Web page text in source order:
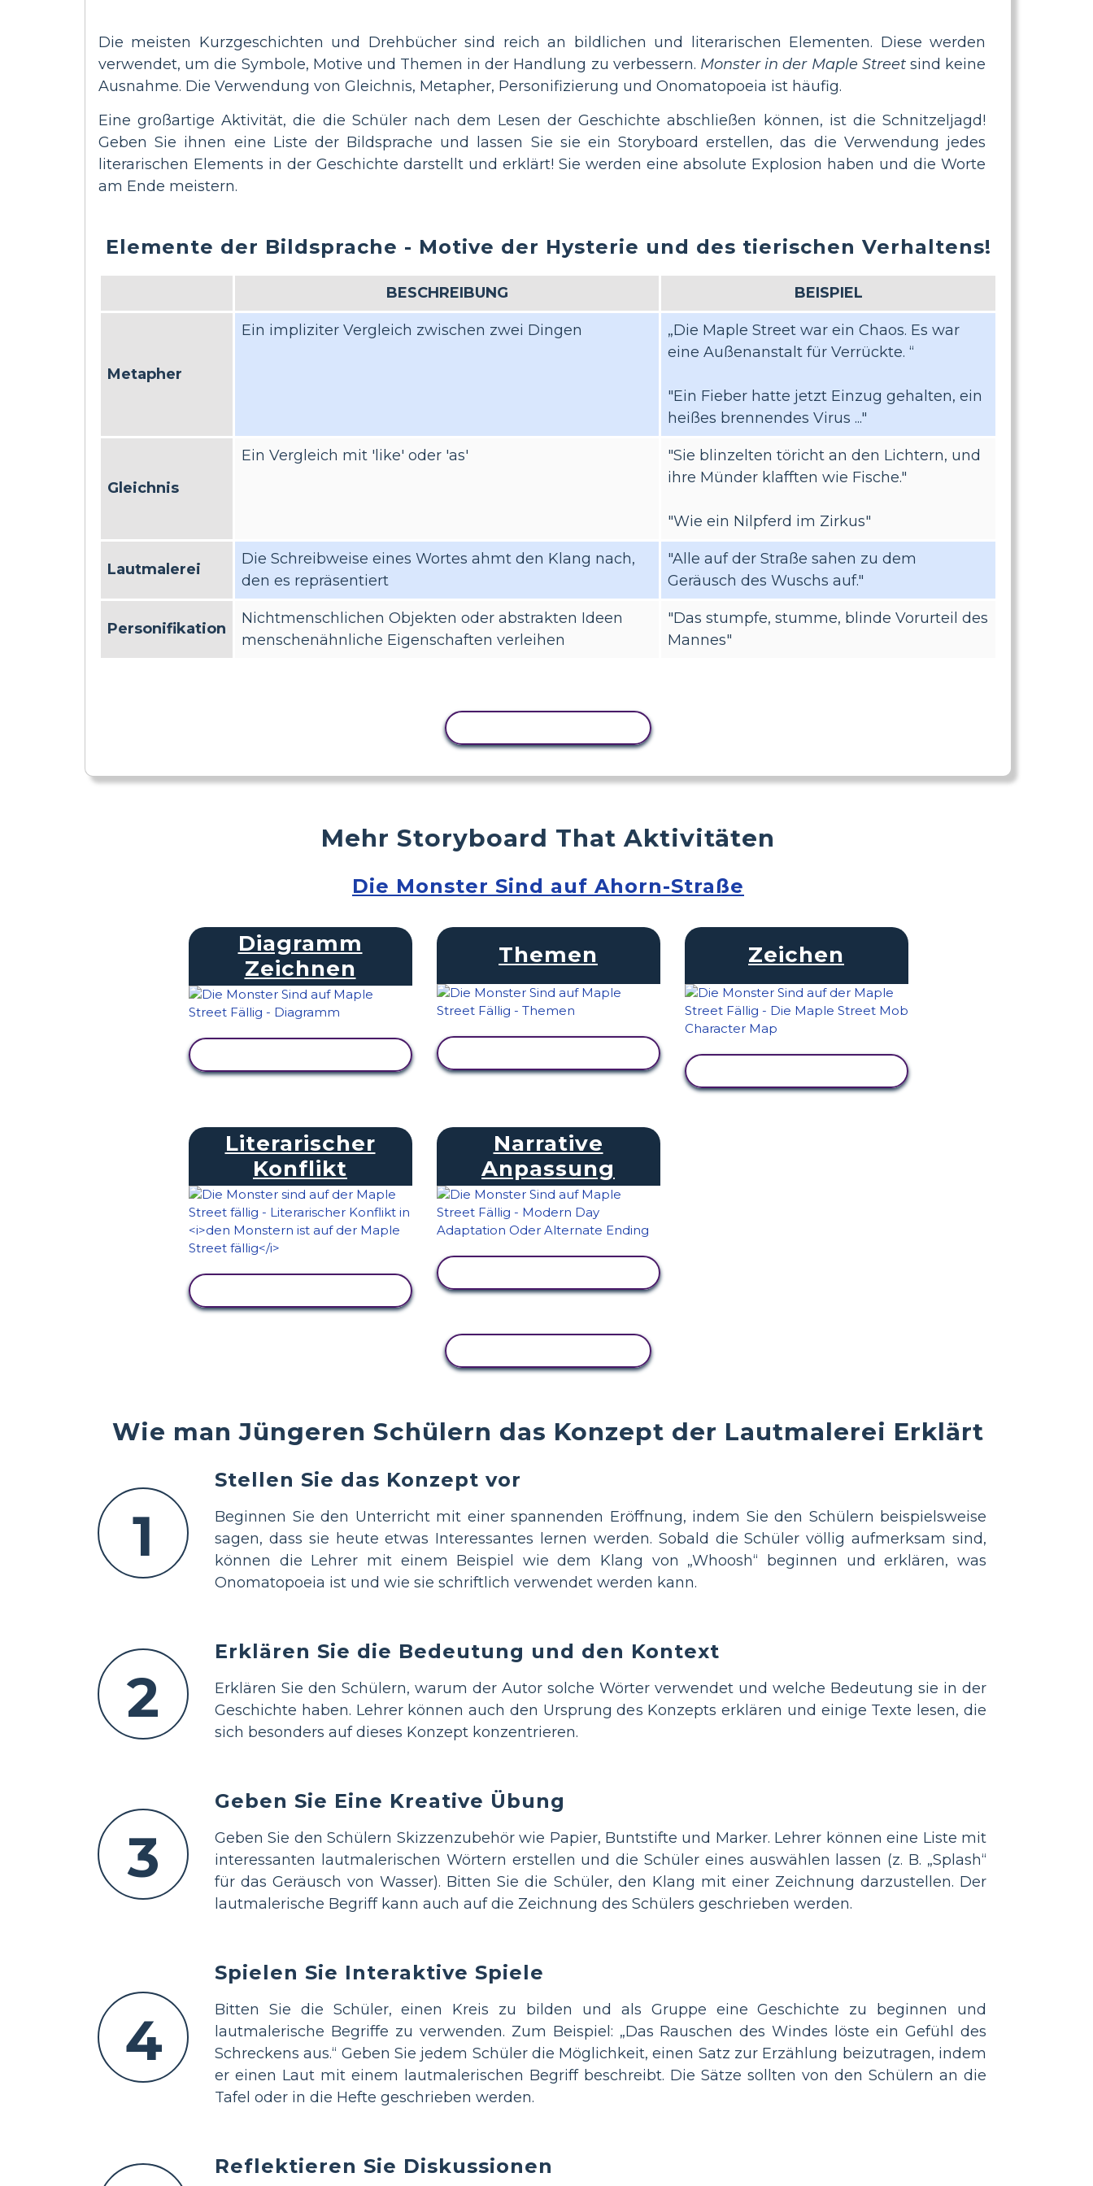
Die meisten Kurzgeschichten und Drehbücher sind reich an bildlichen und literarischen Elementen. Diese werden
verwendet, um die Symbole, Motive und Themen in der Handlung zu verbessern. Monster in der Maple Streetsind keine
Ausnahme. Die Verwendung von Gleichnis, Metapher, Personifizierung und Onomatopoeia ist häufig.
Eine großartige Aktivität, die die Schüler nach dem Lesen der Geschichte abschließen können, ist die Schnitzeljagd!
Geben Sie ihnen eine Liste der Bildsprache und lassen Sie sie ein Storyboard erstellen, das die Verwendung jedes
literarischen Elements in der Geschichte darstellt und erklärt! Sie werden eine absolute Explosion haben und die Worte
am Ende meistern.
Elemente der Bildsprache - Motive der Hysterie und des tierischen Verhaltens!
BESCHREIBUNG BEISPIEL
Metapher
Ein impliziter Vergleich zwischen zwei Dingen
„Die Maple Street war ein Chaos. Es war
eine Außenanstalt für Verrückte. “
"Ein Fieber hatte jetzt Einzug gehalten, ein
heißes brennendes Virus ..."
Gleichnis
Ein Vergleich mit 'like' oder 'as'
"Sie blinzelten töricht an den Lichtern, und
ihre Münder klafften wie Fische."
"Wie ein Nilpferd im Zirkus"
Lautmalerei
Die Schreibweise eines Wortes ahmt den Klang nach,
den es repräsentiert
"Alle auf der Straße sahen zu dem
Geräusch des Wuschs auf."
Personifikation
Nichtmenschlichen Objekten oder abstrakten Ideen
menschenähnliche Eigenschaften verleihen
"Das stumpfe, stumme, blinde Vorurteil des
Mannes"
Wie man Jüngeren Schülern das Konzept der Lautmalerei Erklärt
1
Stellen Sie das Konzept vor
Beginnen Sie den Unterricht mit einer spannenden Eröffnung, indem Sie den Schülern beispielsweise
sagen, dass sie heute etwas Interessantes lernen werden. Sobald die Schüler völlig aufmerksam sind,
können die Lehrer mit einem Beispiel wie dem Klang von „Whoosh“ beginnen und erklären, was
Onomatopoeia ist und wie sie schriftlich verwendet werden kann.
2
Erklären Sie die Bedeutung und den Kontext
Erklären Sie den Schülern, warum der Autor solche Wörter verwendet und welche Bedeutung sie in der
Geschichte haben. Lehrer können auch den Ursprung des Konzepts erklären und einige Texte lesen, die
sich besonders auf dieses Konzept konzentrieren.
3
Geben Sie Eine Kreative Übung
Geben Sie den Schülern Skizzenzubehör wie Papier, Buntstifte und Marker. Lehrer können eine Liste mit
interessanten lautmalerischen Wörtern erstellen und die Schüler eines auswählen lassen (z. B. „Splash“
für das Geräusch von Wasser). Bitten Sie die Schüler, den Klang mit einer Zeichnung darzustellen. Der
lautmalerische Begriff kann auch auf die Zeichnung des Schülers geschrieben werden.
4
Spielen Sie Interaktive Spiele
Bitten Sie die Schüler, einen Kreis zu bilden und als Gruppe eine Geschichte zu beginnen und
lautmalerische Begriffe zu verwenden. Zum Beispiel: „Das Rauschen des Windes löste ein Gefühl des
Schreckens aus.“ Geben Sie jedem Schüler die Möglichkeit, einen Satz zur Erzählung beizutragen, indem
er einen Laut mit einem lautmalerischen Begriff beschreibt. Die Sätze sollten von den Schülern an die
Tafel oder in die Hefte geschrieben werden.
Reflektieren Sie Diskussionen
Mehr Storyboard That Aktivitäten
Die Monster Sind auf Ahorn-Straße
Diagramm
Zeichnen
Themen Zeichen
Literarischer
Konflikt
Narrative
Anpassung